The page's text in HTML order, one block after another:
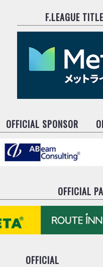
F.LEAGUE
OFFICIAL SPONSOR
OFFICIAL
OFFICIAL